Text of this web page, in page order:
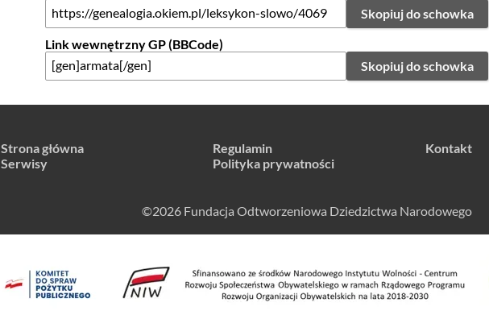
Skopiuj do schowka
Link wewnętrzny GP (BBCode)
Skopiuj do schowka
Strona główna
Serwisy
Regulamin
Polityka prywatności
Kontakt
©2026 Fundacja Odtworzeniowa Dziedzictwa Narodowego